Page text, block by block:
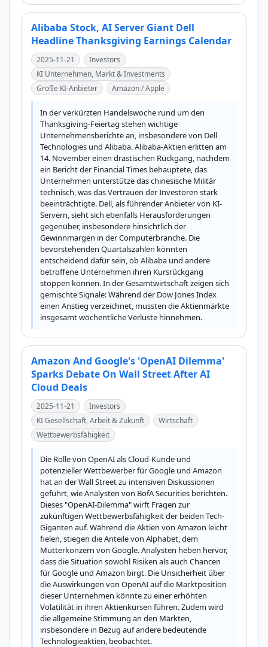
Alibaba Stock, AI Server Giant Dell
Headline Thanksgiving Earnings Calendar
2025-11-21
Investors
KI Unternehmen, Markt & Investments
Große KI-Anbieter
Amazon / Apple
In der verkürzten Handelswoche rund um den
Thanksgiving-Feiertag stehen wichtige
Unternehmensberichte an, insbesondere von Dell
Technologies und Alibaba. Alibaba-Aktien erlitten am
14. November einen drastischen Rückgang, nachdem
ein Bericht der Financial Times behauptete, das
Unternehmen unterstütze das chinesische Militär
technisch, was das Vertrauen der Investoren stark
beeinträchtigte. Dell, als führender Anbieter von KI-
Servern, sieht sich ebenfalls Herausforderungen
gegenüber, insbesondere hinsichtlich der
Gewinnmargen in der Computerbranche. Die
bevorstehenden Quartalszahlen könnten
entscheidend dafür sein, ob Alibaba und andere
betroffene Unternehmen ihren Kursrückgang
stoppen können. In der Gesamtwirtschaft zeigen sich
gemischte Signale: Während der Dow Jones Index
einen Anstieg verzeichnet, mussten die Aktienmärkte
insgesamt wöchentliche Verluste hinnehmen.
Amazon And Google's 'OpenAI Dilemma'
Sparks Debate On Wall Street After AI
Cloud Deals
2025-11-21
Investors
KI Gesellschaft, Arbeit & Zukunft
Wirtschaft
Wettbewerbsfähigkeit
Die Rolle von OpenAI als Cloud-Kunde und
potenzieller Wettbewerber für Google und Amazon
hat an der Wall Street zu intensiven Diskussionen
geführt, wie Analysten von BofA Securities berichten.
Dieses "OpenAI-Dilemma" wirft Fragen zur
zukünftigen Wettbewerbsfähigkeit der beiden Tech-
Giganten auf. Während die Aktien von Amazon leicht
fielen, stiegen die Anteile von Alphabet, dem
Mutterkonzern von Google. Analysten heben hervor,
dass die Situation sowohl Risiken als auch Chancen
für Google und Amazon birgt. Die Unsicherheit über
die Auswirkungen von OpenAI auf die Marktposition
dieser Unternehmen könnte zu einer erhöhten
Volatilität in ihren Aktienkursen führen. Zudem wird
die allgemeine Stimmung an den Märkten,
insbesondere in Bezug auf andere bedeutende
Technologieaktien, beobachtet.